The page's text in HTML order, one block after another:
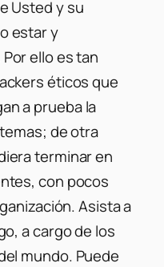
Usted y su
estar y
ello es tan
éticos que
a prueba la
de otra
terminar en
con pocos
Asista a
a cargo de los
mundo. Puede